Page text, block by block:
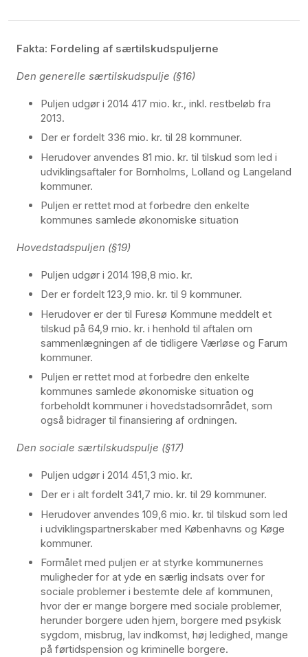
Fakta: Fordeling af særtilskudspuljerne
Den generelle særtilskudspulje (§16)
Puljen udgør i 2014 417 mio. kr., inkl. restbeløb fra
2013.
Der er fordelt 336 mio. kr. til 28 kommuner.
Herudover anvendes 81 mio. kr. til tilskud som led i
udviklingsaftaler for Bornholms, Lolland og Langeland
kommuner.
Puljen er rettet mod at forbedre den enkelte
kommunes samlede økonomiske situation
Hovedstadspuljen (§19)
Puljen udgør i 2014 198,8 mio. kr.
Der er fordelt 123,9 mio. kr. til 9 kommuner.
Herudover er der til Furesø Kommune meddelt et
tilskud på 64,9 mio. kr. i henhold til aftalen om
sammenlægningen af de tidligere Værløse og Farum
kommuner.
Puljen er rettet mod at forbedre den enkelte
kommunes samlede økonomiske situation og
forbeholdt kommuner i hovedstadsområdet, som
også bidrager til finansiering af ordningen.
Den sociale særtilskudspulje (§17)
Puljen udgør i 2014 451,3 mio. kr.
Der er i alt fordelt 341,7 mio. kr. til 29 kommuner.
Herudover anvendes 109,6 mio. kr. til tilskud som led
i udviklingspartnerskaber med Københavns og Køge
kommuner.
Formålet med puljen er at styrke kommunernes
muligheder for at yde en særlig indsats over for
sociale problemer i bestemte dele af kommunen,
hvor der er mange borgere med sociale problemer,
herunder borgere uden hjem, borgere med psykisk
sygdom, misbrug, lav indkomst, høj ledighed, mange
på førtidspension og kriminelle borgere.